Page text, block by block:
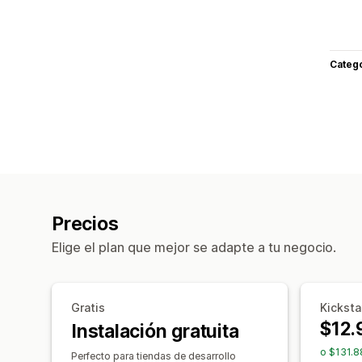
Precios
Elige el plan que mejor se adapte a tu negocio.
Gratis
Instalación gratuita
Perfecto para tiendas de desarrollo
o